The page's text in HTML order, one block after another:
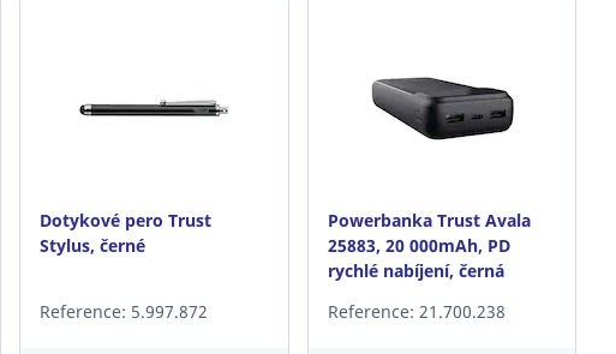
Dotykové pero Trust
Stylus, černé
Reference: 5.997.872
Powerbanka Trust Avala
25883, 20 000mAh, PD
rychlé nabíjení, černá
Reference: 21.700.238